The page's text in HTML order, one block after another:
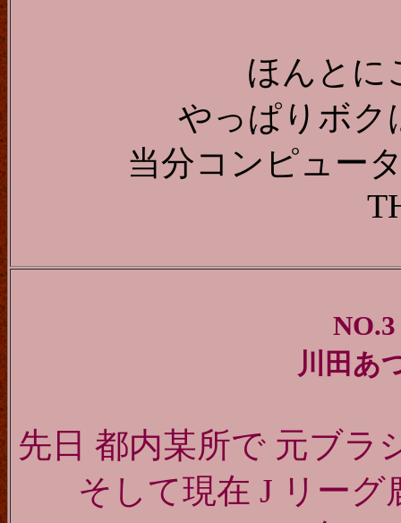
ほんとに
やっぱりボク
当分コンピュー
川田あ
先日 都内某所で 元ブ
そして現在 J リー